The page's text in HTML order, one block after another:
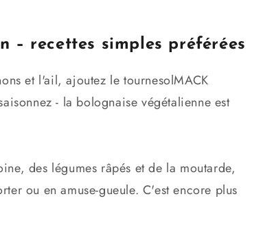
– recettes simples préférées
et l'ail, ajoutez le tournesolMACK
- la bolognaise végétalienne est
des légumes râpés et de la moutarde,
ou en amuse-gueule. C'est encore plus